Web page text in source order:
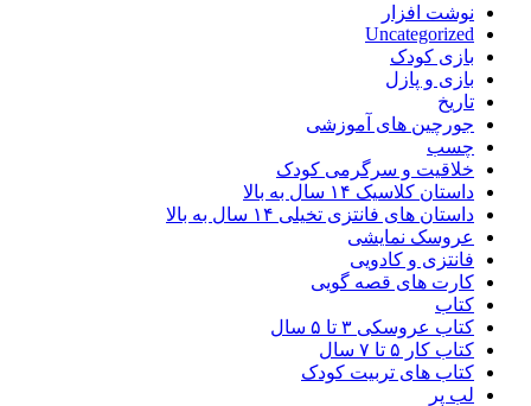
نوشت افزار
Uncategorized
بازی کودک
بازی و پازل
تاریخ
جورچین های آموزشی
چسب
خلاقیت و سرگرمی کودک
داستان کلاسیک ۱۴ سال به بالا
داستان های فانتزی تخیلی ۱۴ سال به بالا
عروسک نمایشی
فانتزی و کادویی
کارت های قصه گویی
کتاب
کتاب عروسکی ۳ تا ۵ سال
کتاب کار ۵ تا ۷ سال
کتاب های تربیت کودک
لب پر